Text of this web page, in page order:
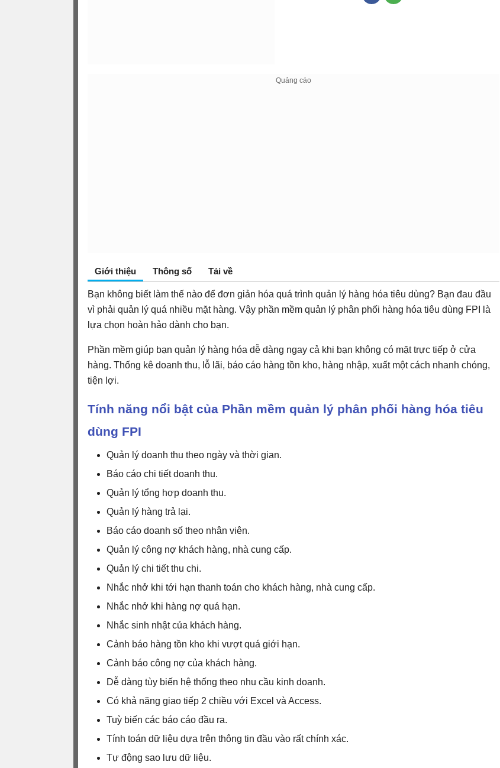
Giới thiệu Thông số Tải về
Bạn không biết làm thế nào để đơn giản hóa quá trình quản lý hàng hóa tiêu dùng? Bạn đau đầu
vì phải quản lý quá nhiều mặt hàng. Vậy phần mềm quản lý phân phối hàng hóa tiêu dùng FPI là
lựa chọn hoàn hảo dành cho bạn.
Phần mềm giúp bạn quản lý hàng hóa dễ dàng ngay cả khi bạn không có mặt trực tiếp ở cửa
hàng. Thống kê doanh thu, lỗ lãi, báo cáo hàng tồn kho, hàng nhập, xuất một cách nhanh chóng,
tiện lợi.
Tính năng nổi bật của Phần mềm quản lý phân phối hàng hóa tiêu
dùng FPI
Quản lý doanh thu theo ngày và thời gian.
Báo cáo chi tiết doanh thu.
Quản lý tổng hợp doanh thu.
Quản lý hàng trả lại.
Báo cáo doanh số theo nhân viên.
Quản lý công nợ khách hàng, nhà cung cấp.
Quản lý chi tiết thu chi.
Nhắc nhở khi tới hạn thanh toán cho khách hàng, nhà cung cấp.
Nhắc nhở khi hàng nợ quá hạn.
Nhắc sinh nhật của khách hàng.
Cảnh báo hàng tồn kho khi vượt quá giới hạn.
Cảnh báo công nợ của khách hàng.
Dễ dàng tùy biến hệ thống theo nhu cầu kinh doanh.
Có khả năng giao tiếp 2 chiều với Excel và Access.
Tuỳ biến các báo cáo đầu ra.
Tính toán dữ liệu dựa trên thông tin đầu vào rất chính xác.
Tự động sao lưu dữ liệu.